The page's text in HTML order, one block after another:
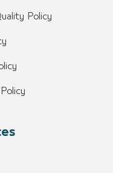
Policy